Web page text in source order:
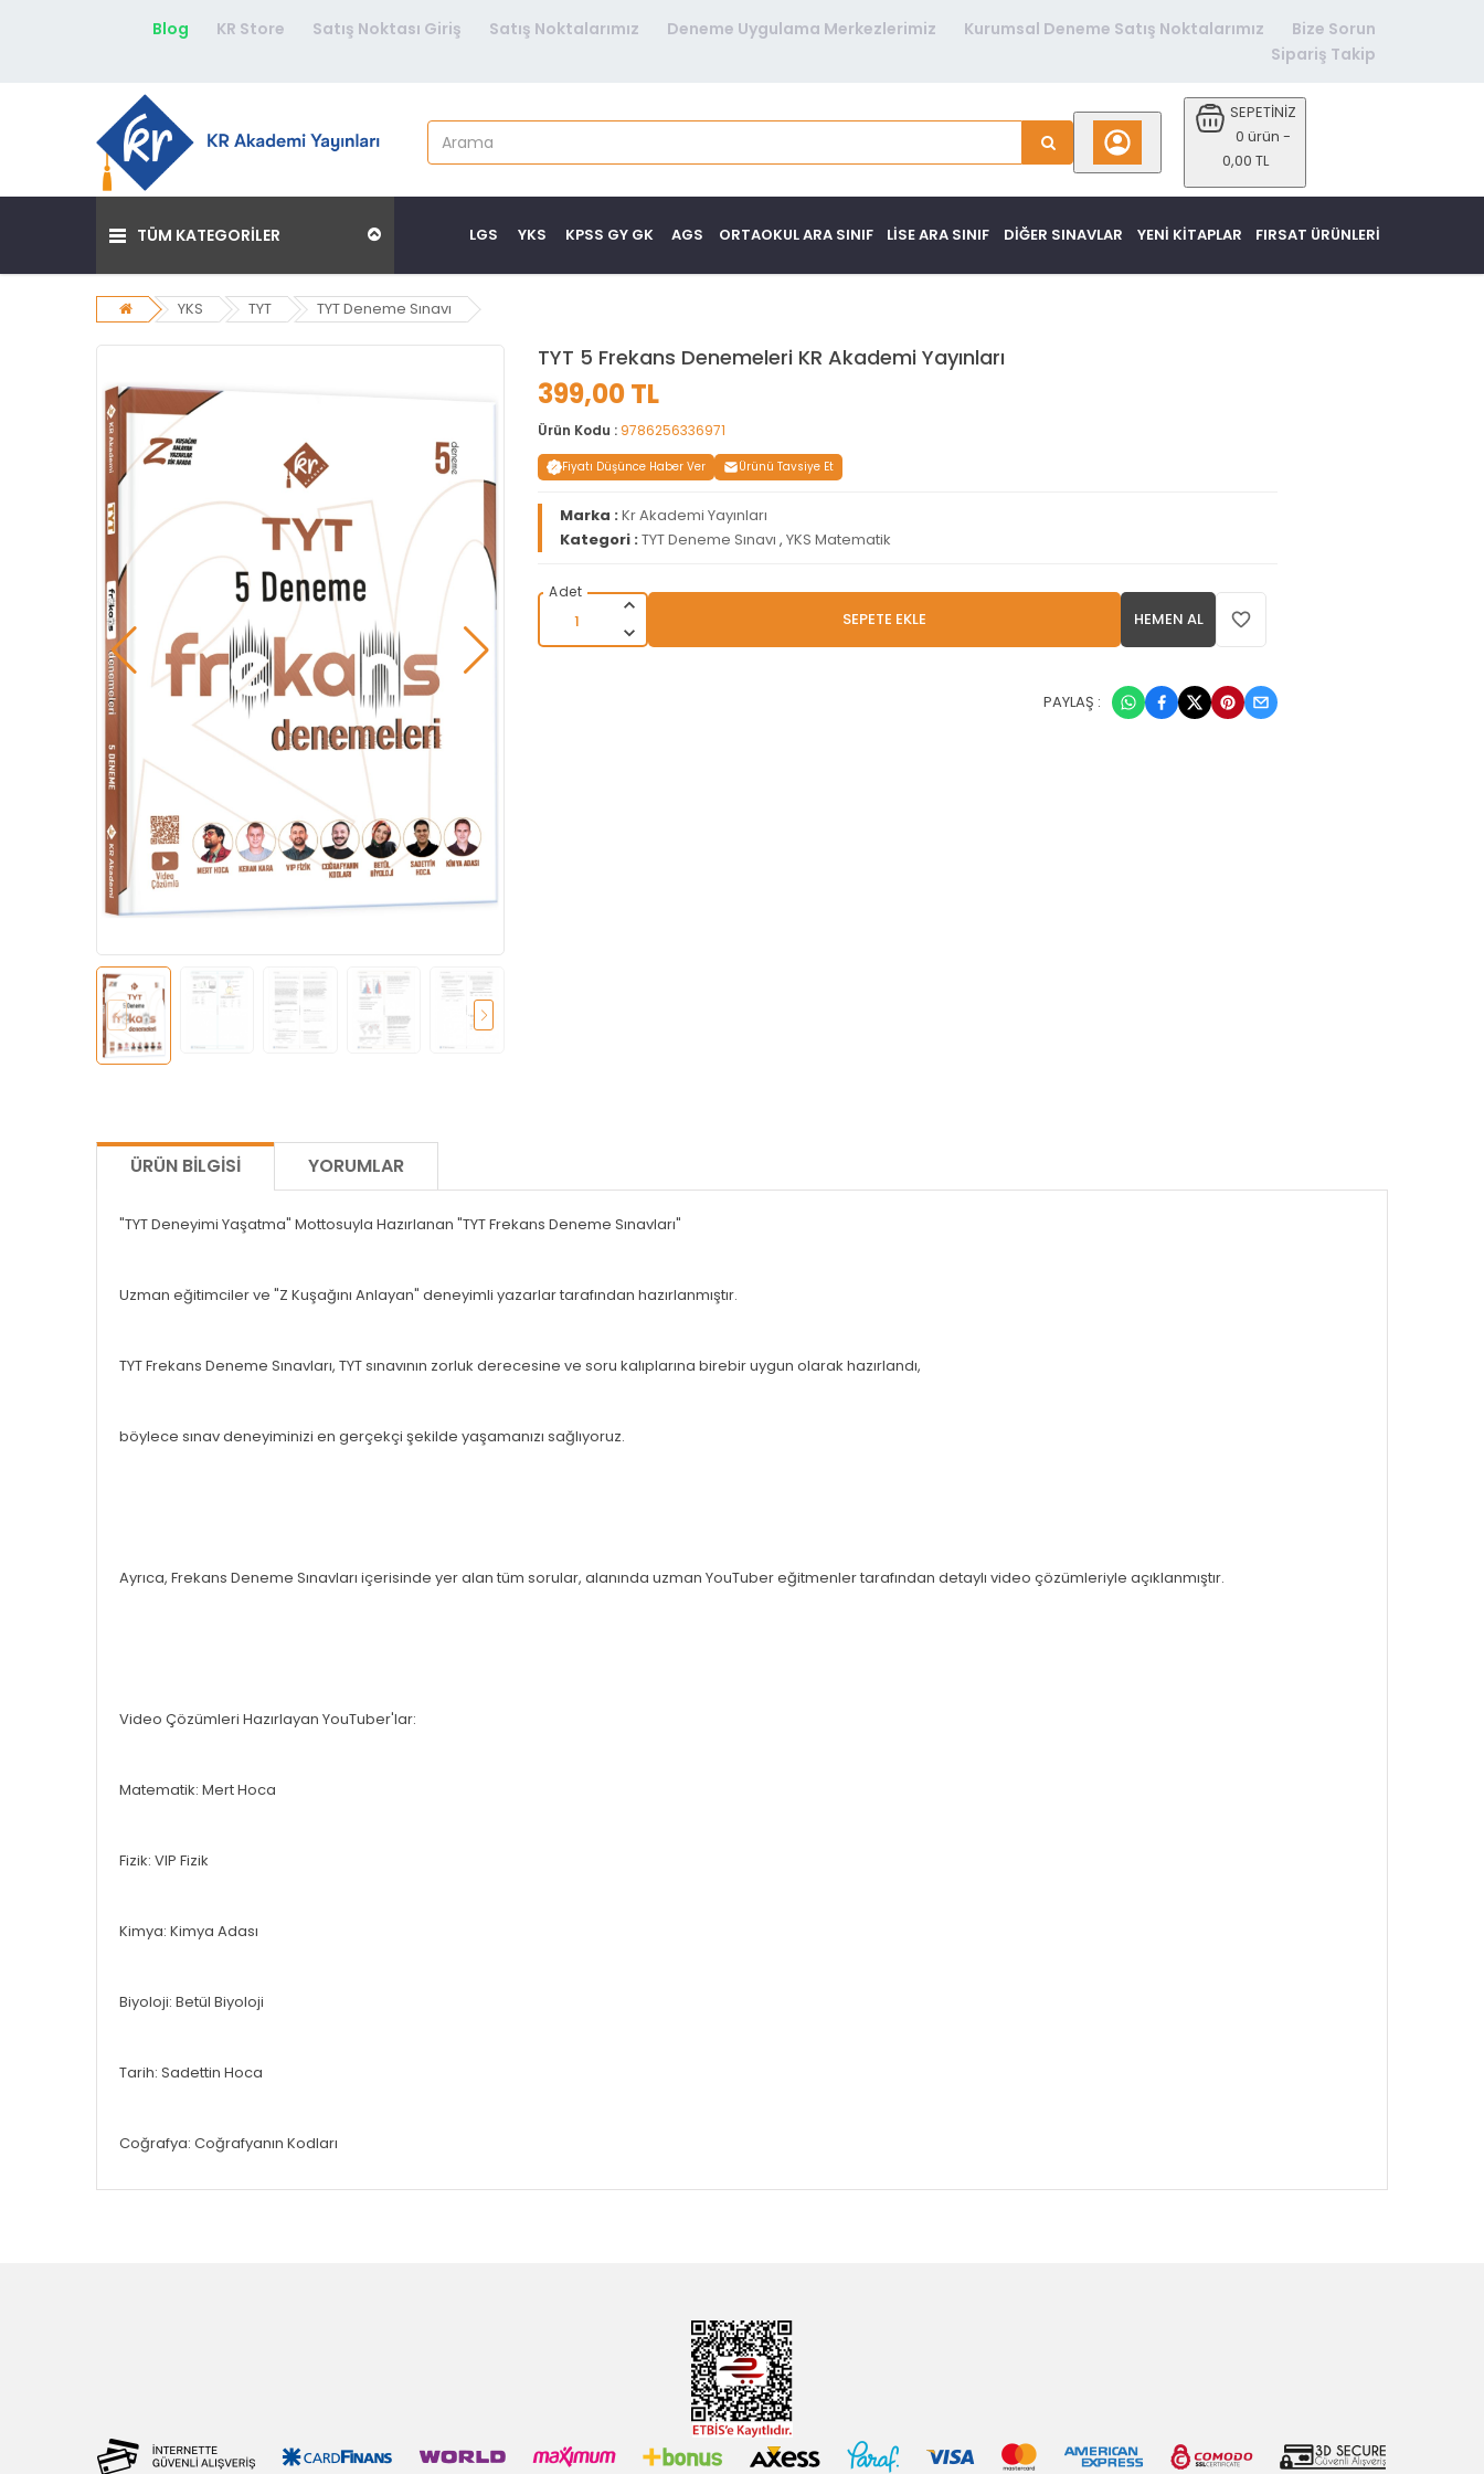
Blog KR Store Satış Noktası Giriş Satış Noktalarımız Deneme Uygulama Merkezlerimiz Kurumsal Deneme Satış Noktalarımız
Bize Sorun
Sipariş Takip
SEPETİNİZ
0 ürün -
0,00 TL
TÜM KATEGORİLER FIRSAT ÜRÜNLERI
YENI KITAPLAR
DİĞER SINAVLAR
LISE ARA SINIF
ORTAOKUL ARA SINIF
AGS
KPSS GY GK
YKS
LGS
YKS TYT TYT Deneme Sınavı
TYT 5 Frekans Denemeleri KR Akademi Yayınları
399,00 TL
Ürün Kodu : 9786256336971
Fiyatı Düşünce Haber Ver Ürünü Tavsiye Et
Marka :Kr Akademi Yayınları
Kategori :TYT Deneme Sınavı , YKS Matematik
SEPETE EKLE HEMEN AL
PAYLAŞ :
ÜRÜN BILGISI YORUMLAR
"TYT Deneyimi Yaşatma" Mottosuyla Hazırlanan "TYT Frekans Deneme Sınavları"
Uzman eğitimciler ve "Z Kuşağını Anlayan" deneyimli yazarlar tarafından hazırlanmıştır.
TYT Frekans Deneme Sınavları, TYT sınavının zorluk derecesine ve soru kalıplarına birebir uygun olarak hazırlandı,
böylece sınav deneyiminizi en gerçekçi şekilde yaşamanızı sağlıyoruz.
Ayrıca, Frekans Deneme Sınavları içerisinde yer alan tüm sorular, alanında uzman YouTuber eğitmenler tarafından detaylı video çözümleriyle açıklanmıştır.
Video Çözümleri Hazırlayan YouTuber'lar:
Matematik: Mert Hoca
Fizik: VIP Fizik
Kimya: Kimya Adası
Biyoloji: Betül Biyoloji
Tarih: Sadettin Hoca
Coğrafya: Coğrafyanın Kodları